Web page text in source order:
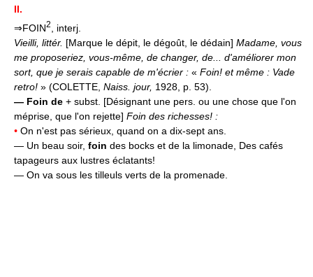
II.
⇒FOIN2
, interj.
Vieilli, littér. [Marque le dépit, le dégoût, le dédain] Madame, vous
me proposeriez, vous-même, de changer, de... d'améliorer mon
sort, que je serais capable de m'écrier : « Foin! et même : Vade
retro! » (COLETTE, Naiss. jour, 1928, p. 53).
— Foin de + subst. [Désignant une pers. ou une chose que l'on
méprise, que l'on rejette] Foin des richesses! :
• On n'est pas sérieux, quand on a dix-sept ans.
— Un beau soir, foin des bocks et de la limonade, Des cafés
tapageurs aux lustres éclatants!
— On va sous les tilleuls verts de la promenade.